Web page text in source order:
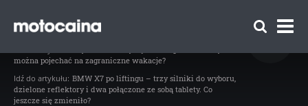
BMW X7 2023 - zdjęcie 57
// BMW X7 2023, fot. materiały prasowe / BMW
można pojechać na zagraniczne wakacje?
Idź do artykułu: BMW X7 po liftingu – trzy silniki do wyboru,
dzielone reflektory i dwa połączone ze sobą tablety. Co
jeszcze się zmieniło?